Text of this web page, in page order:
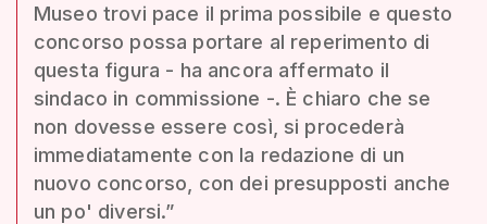
Museo trovi pace il prima possibile e questo
concorso possa portare al reperimento di
questa figura - ha ancora affermato il
sindaco in commissione -. È chiaro che se
non dovesse essere così, si procederà
immediatamente con la redazione di un
nuovo concorso, con dei presupposti anche
un po' diversi.”